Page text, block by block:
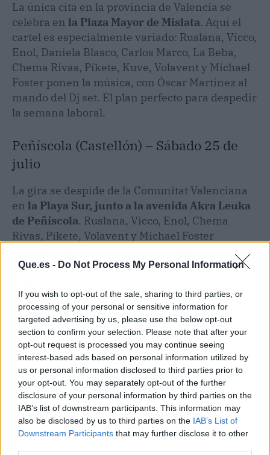
Que.es - Do Not Process My Personal Information
If you wish to opt-out of the sale, sharing to third parties, or
processing of your personal or sensitive information for
targeted advertising by us, please use the below opt-out
section to confirm your selection. Please note that after your
opt-out request is processed you may continue seeing
interest-based ads based on personal information utilized by
us or personal information disclosed to third parties prior to
your opt-out. You may separately opt-out of the further
disclosure of your personal information by third parties on the
IAB’s list of downstream participants. This information may
also be disclosed by us to third parties on the IAB’s List of
Downstream Participants that may further disclose it to other
La única cita en la provincia de Valencia se
celebra en la Plaza Mayor de Mislata. Aquí el
cartel es especialmente variado: Ruslana, Vicco,
Enol, Daniela Blasco, Carlos Marco, La Beba,
Chema Rivas, Pikete, Kuve, Volavent y Michael
Foster ponen la música, con Óscar Martínez al
mando del Dj set. El plan perfecto para despedir
la semana laboral.
Peñíscola (Castellón) – Sábado 25 de
julio
La gira se despide de la Comunitat Valenciana
en la Playa Sur, junto a la avenida Akra Leuka
de Peñíscola. Ruslana, Vicco, Enol, Chema
Rivas, Pikete, Volavent y Michael Foster
cerrarán una semana de conciertos gratis con
el sabor de la brisa mediterránea. Una cita que
Ninguno de estos conciertos requiere entrada:
solo ganas de disfrutar. Las plazas y avenidas se
convierten en recintos abiertos, con aforo libre
hasta que se llene el espacio. Si quieres un buen
sitio, conviene llegar con tiempo. El tour
completo de LOS40 Summer Live arranca en
Cáceres el 9 de julio y continuará por toda
España hasta el 7 de agosto en Simancas, así
que después de estas fechas valencianas aún
habrá más música.